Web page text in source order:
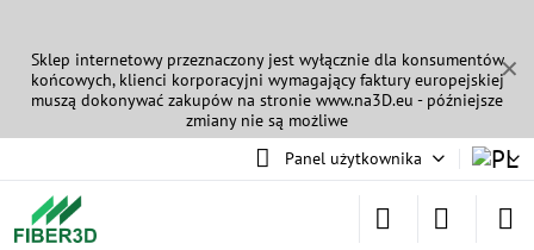
✕
Sklep internetowy przeznaczony jest wyłącznie dla konsumentów
końcowych, klienci korporacyjni wymagający faktury europejskiej
muszą dokonywać zakupów na stronie www.na3D.eu - późniejsze
zmiany nie są możliwe
Panel użytkownika